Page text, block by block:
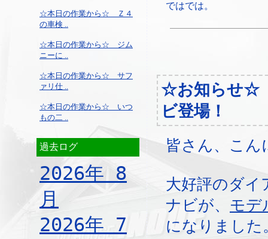
☆本日の作業から☆ Ｚ４
の車検 ..
☆本日の作業から☆ ジム
ニーに ..
☆本日の作業から☆ サフ
ァリ仕 ..
☆本日の作業から☆ いつ
もの二 ..
過去ログ
2026年 8
月
2026年 7
ではでは。
☆お知らせ☆
ビ登場！
皆さん、こん
大好評のダイ
ナビが、 モデ
になりました